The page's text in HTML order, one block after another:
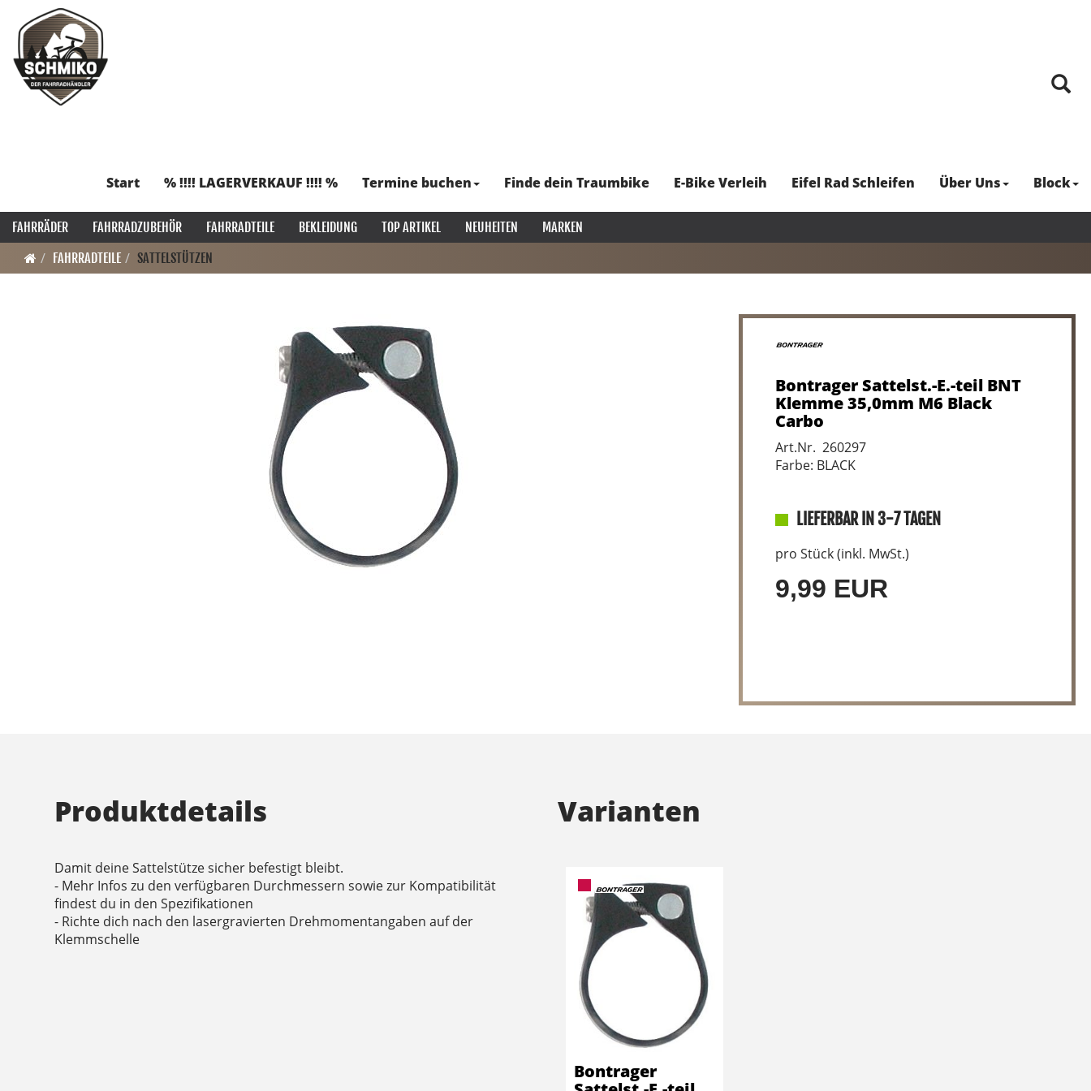
Start % !!!! LAGERVERKAUF !!!! % Termine buchen Finde dein Traumbike E-Bike Verleih Eifel Rad Schleifen Über Uns Block
FAHRRÄDER FAHRRADZUBEHÖR FAHRRADTEILE BEKLEIDUNG TOP ARTIKEL NEUHEITEN
MARKEN
FAHRRADTEILE
SATTELSTÜTZEN
Bontrager Sattelst.-E.-teil BNT
Klemme 35,0mm M6 Black
Carbo
Art.Nr. 260297
Farbe: BLACK
LIEFERBAR IN 3-7 TAGEN
pro Stück (inkl. MwSt.)
9,99 EUR
Produktdetails
Damit deine Sattelstütze sicher befestigt bleibt.
- Mehr Infos zu den verfügbaren Durchmessern sowie zur Kompatibilität
findest du in den Spezifikationen
- Richte dich nach den lasergravierten Drehmomentangaben auf der
Klemmschelle
Varianten
Bontrager